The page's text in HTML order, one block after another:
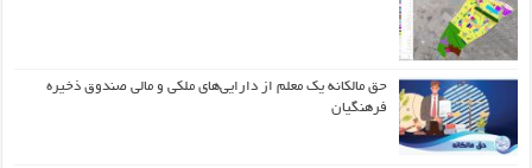
حق مالکانه یک معلم از دارایی‌های ملکی و مالی صندوق ذخیره
فرهنگیان